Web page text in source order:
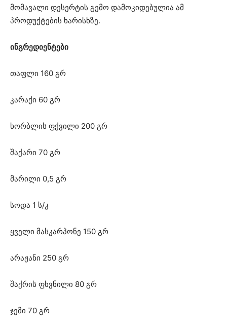
მომავალი დესერტის გემო დამოკიდებულია ამ
პროდუქტების ხარისხზე.
ინგრედიენტები
თაფლი 160 გრ
კარაქი 60 გრ
ხორბლის ფქვილი 200 გრ
შაქარი 70 გრ
მარილი 0,5 გრ
სოდა 1 ს/კ
ყველი მასკარპონე 150 გრ
არაჟანი 250 გრ
შაქრის ფხვნილი 80 გრ
ჯემი 70 გრ